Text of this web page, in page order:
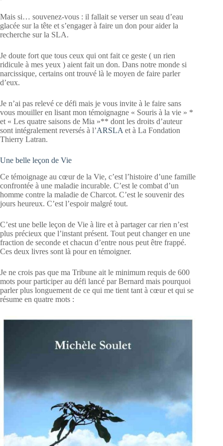
Mais si… souvenez-vous : il fallait se verser un seau d’eau
glacée sur la tête et s’engager à faire un don pour aider la
recherche sur la SLA.
Je doute fort que tous ceux qui ont fait ce geste ( un rien
ridicule à mes yeux ) aient fait un don. Dans notre monde si
narcissique, certains ont trouvé là le moyen de faire parler
d’eux.
Je n’ai pas relevé ce défi mais je vous invite à le faire sans
vous mouiller en lisant mon témoignagne « Souris à la vie » *
et « Les quatre saisons de Mia »** dont les droits d’auteur
sont intégralement reversés à l’ARSLA et à La Fondation
Thierry Latran.
Une belle leçon de Vie
Ce témoignage au cœur de la Vie, c’est l’histoire d’une famille
confrontée à une maladie incurable. C’est le combat d’un
homme contre la maladie de Charcot. C’est le souvenir des
jours heureux. C’est l’espoir malgré tout.
C’est une belle leçon de Vie à lire et à partager car rien n’est
plus précieux que l’instant présent. Tout peut changer en une
fraction de seconde et chacun d’entre nous peut être frappé.
Ces deux livres sont là pour en témoigner.
Je ne crois pas que ma Tribune ait le minimum requis de 600
mots pour participer au défi lancé par Bernard mais pourquoi
parler plus longuement de ce qui me tient tant à cœur et qui se
résume en quatre mots :